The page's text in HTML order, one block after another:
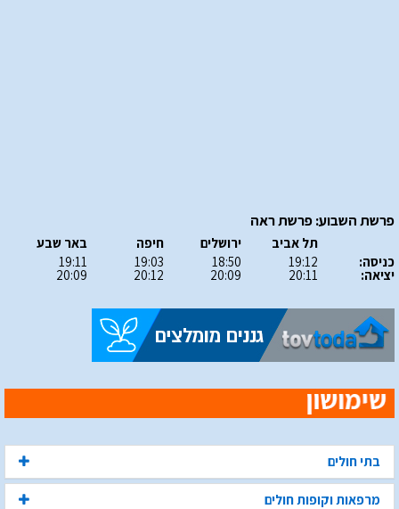
פרשת השבוע: פרשת ראה
כניסה:
יציאה:
תל אביב
19:12
20:11
ירושלים
18:50
20:09
חיפה
19:03
20:12
באר שבע
19:11
20:09
בתי חולים
מרפאות וקופות חולים